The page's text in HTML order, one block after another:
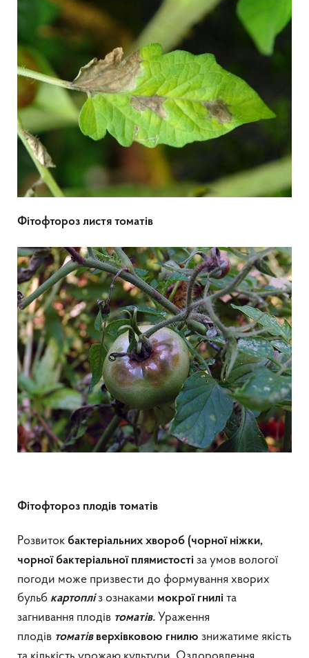
Фітофтороз листя томатів
Фітофтороз плодів томатів
Розвиток бактеріальних хвороб (чорної ніжки,
чорної бактеріальної плямистості за умов вологої
погоди може призвести до формування хворих
бульб картопліз ознаками мокрої гнилі та
загнивання плодів томатів. Ураження
плодів томатів верхівковою гнилю знижатиме якість